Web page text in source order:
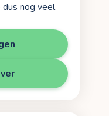
nog veel